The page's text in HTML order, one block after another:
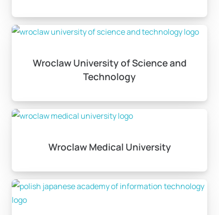
Wroclaw University of Science and
Technology
Wroclaw Medical University